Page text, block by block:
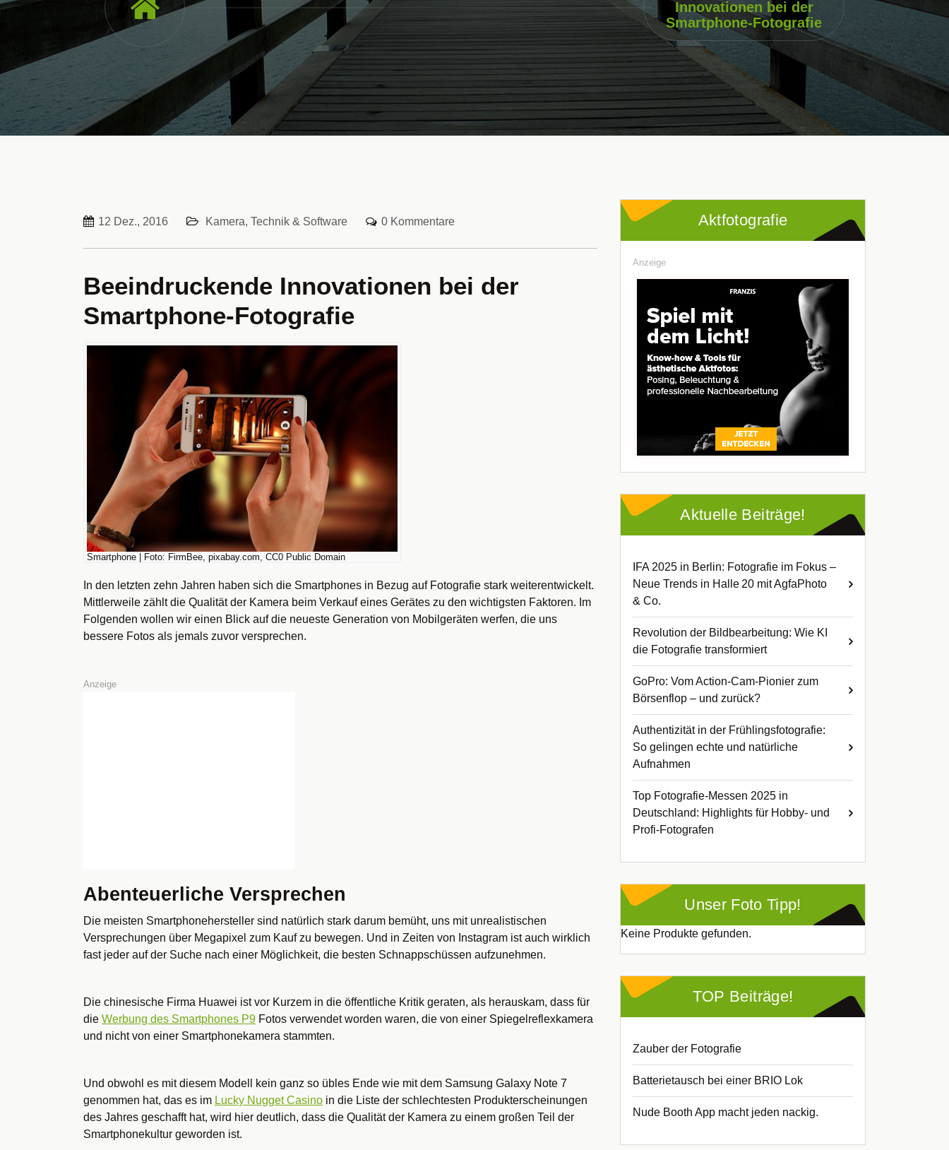
Innovationen bei der
Smartphone-Fotografie
12 Dez., 2016 Kamera, Technik & Software 0 Kommentare
Beeindruckende Innovationen bei der
Smartphone-Fotografie
Smartphone | Foto: FirmBee, pixabay.com, CC0 Public Domain
In den letzten zehn Jahren haben sich die Smartphones in Bezug auf Fotografie stark weiterentwickelt.
Mittlerweile zählt die Qualität der Kamera beim Verkauf eines Gerätes zu den wichtigsten Faktoren. Im
Folgenden wollen wir einen Blick auf die neueste Generation von Mobilgeräten werfen, die uns
bessere Fotos als jemals zuvor versprechen.
Anzeige
Abenteuerliche Versprechen
Die meisten Smartphonehersteller sind natürlich stark darum bemüht, uns mit unrealistischen
Versprechungen über Megapixel zum Kauf zu bewegen. Und in Zeiten von Instagram ist auch wirklich
fast jeder auf der Suche nach einer Möglichkeit, die besten Schnappschüssen aufzunehmen.
Die chinesische Firma Huawei ist vor Kurzem in die öffentliche Kritik geraten, als herauskam, dass für
die Werbung des Smartphones P9 Fotos verwendet worden waren, die von einer Spiegelreflexkamera
und nicht von einer Smartphonekamera stammten.
Und obwohl es mit diesem Modell kein ganz so übles Ende wie mit dem Samsung Galaxy Note 7
genommen hat, das es im Lucky Nugget Casino in die Liste der schlechtesten Produkterscheinungen
des Jahres geschafft hat, wird hier deutlich, dass die Qualität der Kamera zu einem großen Teil der
Smartphonekultur geworden ist.
Aktfotografie
Anzeige
Aktuelle Beiträge!
IFA 2025 in Berlin: Fotografie im Fokus –
Neue Trends in Halle 20 mit AgfaPhoto
& Co.
Revolution der Bildbearbeitung: Wie KI
die Fotografie transformiert
GoPro: Vom Action-Cam-Pionier zum
Börsenflop – und zurück?
Authentizität in der Frühlingsfotografie:
So gelingen echte und natürliche
Aufnahmen
Top Fotografie-Messen 2025 in
Deutschland: Highlights für Hobby- und
Profi-Fotografen
Unser Foto Tipp!
Keine Produkte gefunden.
TOP Beiträge!
Zauber der Fotografie
Batterietausch bei einer BRIO Lok
Nude Booth App macht jeden nackig.